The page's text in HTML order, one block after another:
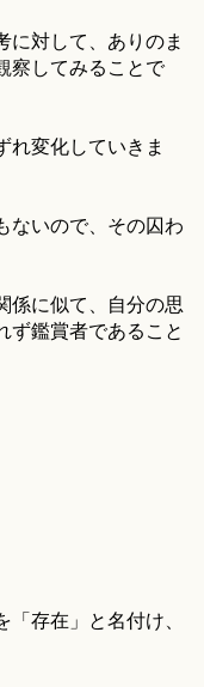
に対して、ありのま
察してみることで
れ変化していきま
ないので、その囚わ
係に似て、自分の思
ず鑑賞者であること
存在」と名付け、